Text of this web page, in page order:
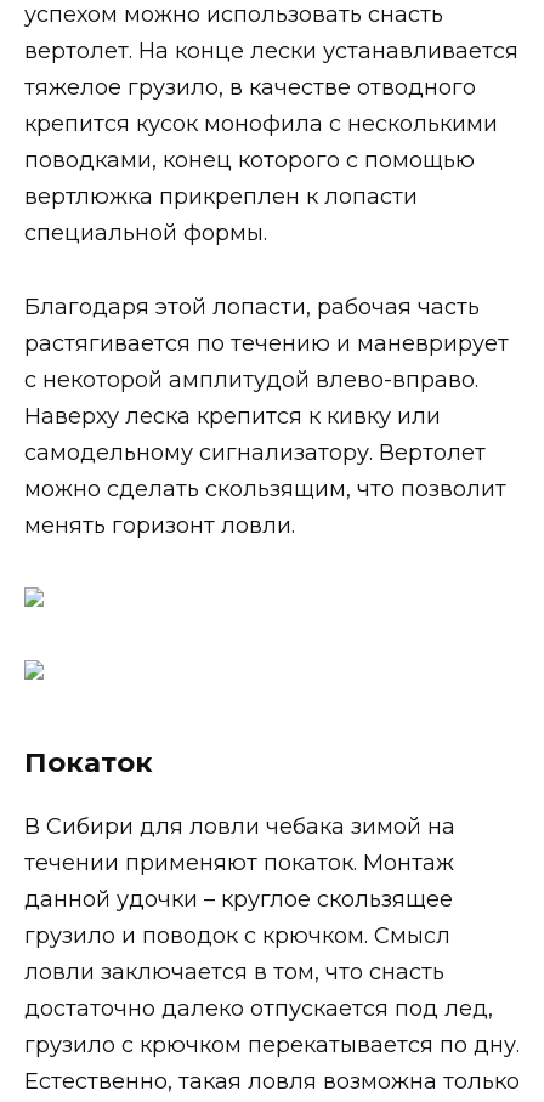
успехом можно использовать снасть
вертолет. На конце лески устанавливается
тяжелое грузило, в качестве отводного
крепится кусок монофила с несколькими
поводками, конец которого с помощью
вертлюжка прикреплен к лопасти
специальной формы.
Благодаря этой лопасти, рабочая часть
растягивается по течению и маневрирует
с некоторой амплитудой влево-вправо.
Наверху леска крепится к кивку или
самодельному сигнализатору. Вертолет
можно сделать скользящим, что позволит
менять горизонт ловли.
Покаток
В Сибири для ловли чебака зимой на
течении применяют покаток. Монтаж
данной удочки – круглое скользящее
грузило и поводок с крючком. Смысл
ловли заключается в том, что снасть
достаточно далеко отпускается под лед,
грузило с крючком перекатывается по дну.
Естественно, такая ловля возможна только